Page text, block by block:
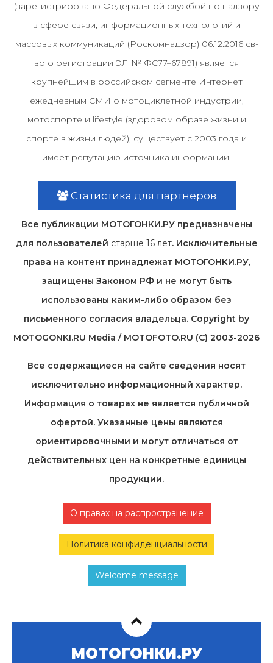
(зарегистрировано Федеральной службой по надзору
в сфере связи, информационных технологий и
массовых коммуникаций (Роскомнадзор) 06.12.2016 св-
во о регистрации ЭЛ № ФС77–67891) является
крупнейшим в российском сегменте Интернет
ежедневным СМИ о мотоциклетной индустрии,
мотоспорте и lifestyle (здоровом образе жизни и
спорте в жизни людей), существует с 2003 года и
имеет репутацию источника информации.
Статистика для партнеров
Все публикации МОТОГОНКИ.РУ предназначены
для пользователей старше 16 лет. Исключительные
права на контент принадлежат МОТОГОНКИ.РУ,
защищены Законом РФ и не могут быть
использованы каким-либо образом без
письменного согласия владельца. Copyright by
MOTOGONKI.RU Media / MOTOFOTO.RU (C) 2003-2026
Все содержащиеся на cайте сведения носят
исключительно информационный характер.
Информация о товарах не является публичной
офертой. Указанные цены являются
ориентировочными и могут отличаться от
действительных цен на конкретные единицы
продукции.
О правах на распространение
Политика конфиденциальности
Welcome message
МОТОГОНКИ.РУ